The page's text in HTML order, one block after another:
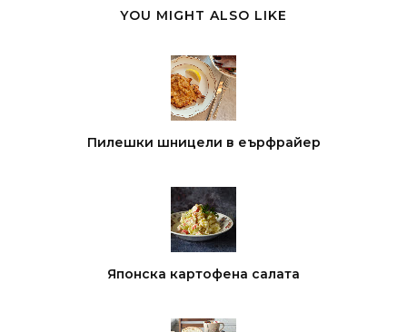
YOU MIGHT ALSO LIKE
Пилешки шницели в еърфрайер
Японска картофена салата